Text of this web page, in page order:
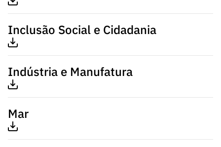
Inclusão Social e Cidadania
Indústria e Manufatura
Mar